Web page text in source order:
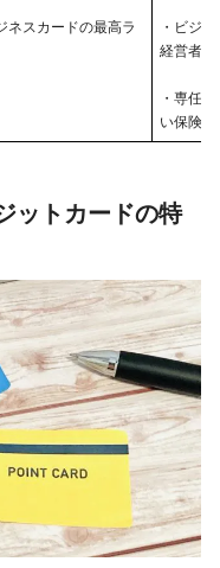
ネスカードの最高ラ
・ビジ
経営者
・専任
い保険
ットカードの特